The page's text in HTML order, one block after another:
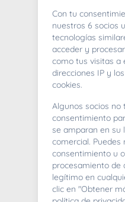
Con tu
nuestros 6 socios
tecnologías
acceder y
como tus visitas a
direcciones IP y
cookies.
Algunos socios no
consentimiento
se amparan en su
comercial. Puedes
consentimiento u
procesamiento de
legítimo en
clic en "Obtener